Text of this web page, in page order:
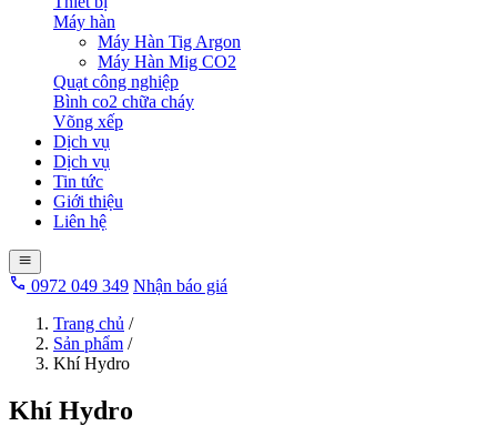
Máy hàn
Máy Hàn Tig Argon
Máy Hàn Mig CO2
Quạt công nghiệp
Bình co2 chữa cháy
Võng xếp
Dịch vụ
Dịch vụ
Tin tức
Giới thiệu
Liên hệ
0972 049 349 Nhận báo giá
Trang chủ /
Sản phẩm /
Khí Hydro
Khí Hydro